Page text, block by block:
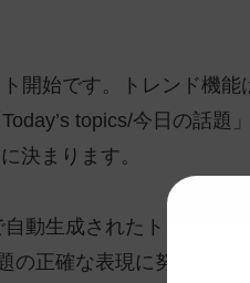
開始です。トレンド機
topics/今日の話
決まります。
動生成されたトピック
の正確な表現に努めると